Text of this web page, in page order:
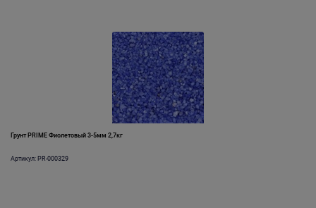
Грунт PRIME Фиолетовый 3-5мм 2,7кг
Артикул: PR-000329